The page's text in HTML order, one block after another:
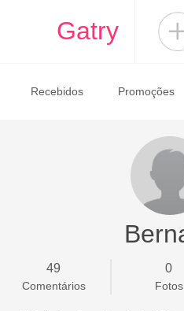
Gatry
Recebidos Promoções
49
Comentários
0
Fotos